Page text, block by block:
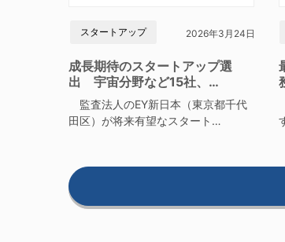
スタートアップ 2026年3月24日
成長期待のスタートアップ選
出 宇宙分野など15社、…
監査法人のEY新日本（東京都千代
田区）が将来有望なスタート…